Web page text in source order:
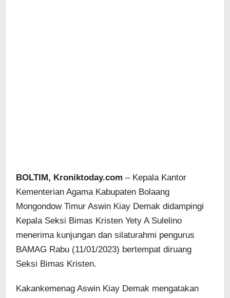
BOLTIM, Kroniktoday.com – Kepala Kantor
Kementerian Agama Kabupaten Bolaang
Mongondow Timur Aswin Kiay Demak didampingi
Kepala Seksi Bimas Kristen Yety A Sulelino
menerima kunjungan dan silaturahmi pengurus
BAMAG Rabu (11/01/2023) bertempat diruang
Seksi Bimas Kristen.
Kakankemenag Aswin Kiay Demak mengatakan